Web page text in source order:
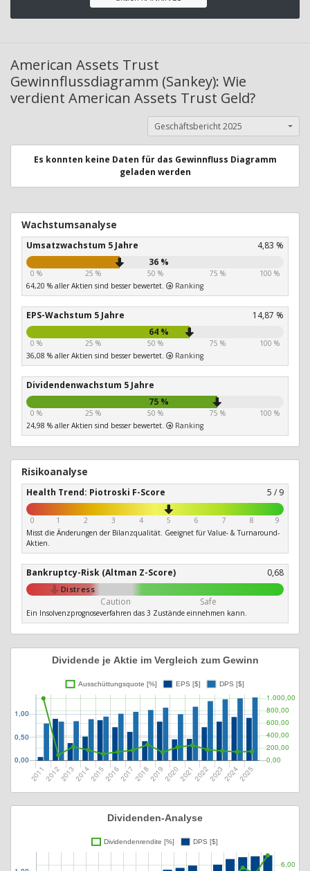
American Assets Trust
Gewinnflussdiagramm (Sankey): Wie
verdient American Assets Trust Geld?
Geschäftsbericht 2025
Es konnten keine Daten für das Gewinnfluss Diagramm
geladen werden
Wachstumsanalyse
Umsatzwachstum 5 Jahre
4,83 %
36 %
0 % 25 % 50 % 75 %
100 %
64,20 % aller Aktien sind besser bewertet.
Ranking
EPS-Wachstum 5 Jahre
14,87 %
64 %
0 % 25 % 50 % 75 %
100 %
36,08 % aller Aktien sind besser bewertet.
Ranking
Dividendenwachstum 5 Jahre
75 %
0 % 25 % 50 % 75 %
100 %
24,98 % aller Aktien sind besser bewertet.
Ranking
Risikoanalyse
Health Trend: Piotroski F-Score 5 / 9
0 1 2 3 4 5 6 7 8
9
Misst die Änderungen der Bilanzqualität. Geeignet für Value- & Turnaround-
Aktien.
Bankruptcy-Risk (Altman Z-Score) 0,68
Distress
Caution Safe
Ein Insolvenzprognoseverfahren das 3 Zustände einnehmen kann.